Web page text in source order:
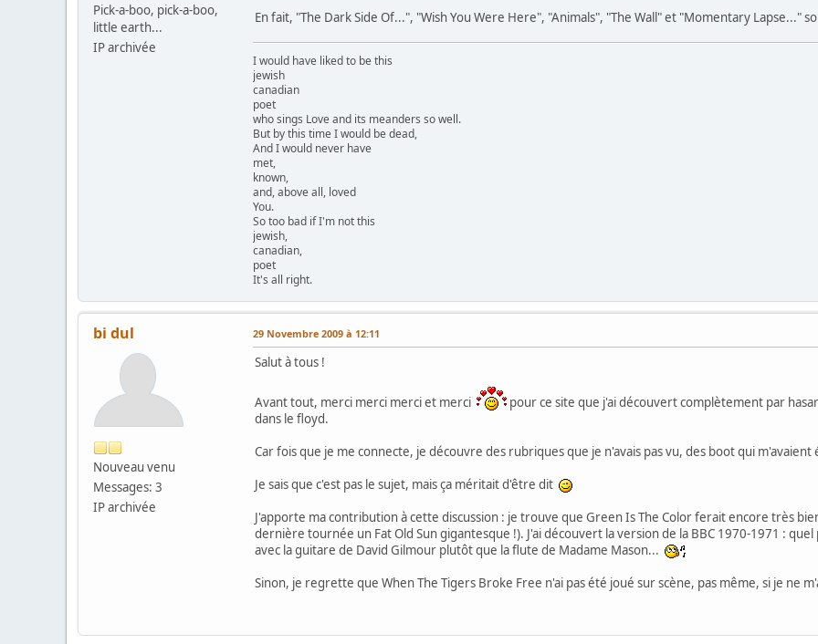
Pick-a-boo, pick-a-boo,
little earth...
IP archivée
En fait, "The Dark Side Of...", "Wish You Were Here", "Animals", "The Wall" et "Momentary Lapse..."
I would have liked to be this
jewish
canadian
poet
who sings Love and its meanders so well.
But by this time I would be dead,
And I would never have
met,
known,
and, above all, loved
You.
So too bad if I'm not this
jewish,
canadian,
poet
It's all right.
bi dul
Nouveau venu
Messages: 3
IP archivée
29 Novembre 2009 à 12:11
Salut à tous !
Avant tout, merci merci merci et merci
pour ce site que j'ai découvert complètement par
dans le floyd.
Car fois que je me connecte, je découvre des rubriques que je n'avais pas vu, des boot qui
Je sais que c'est pas le sujet, mais ça méritait d'être dit
J'apporte ma contribution à cette discussion : je trouve que Green Is The Color ferait encore très
dernière tournée un Fat Old Sun gigantesque !). J'ai découvert la version de la BBC 1970-1971 :
avec la guitare de David Gilmour plutôt que la flute de Madame Mason...
Sinon, je regrette que When The Tigers Broke Free n'ai pas été joué sur scène, pas même, si je ne